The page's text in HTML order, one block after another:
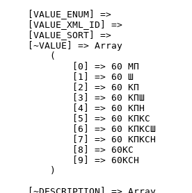
    [VALUE_ENUM] =>
    [VALUE_XML_ID] =>
    [VALUE_SORT] =>
    [~VALUE] => Array
        (
            [0] => 60 МП
            [1] => 60 Ш
            [2] => 60 КП
            [3] => 60 КПШ
            [4] => 60 КПН
            [5] => 60 КПКС
            [6] => 60 КПКСШ
            [7] => 60 КПКСН
            [8] => 60КС
            [9] => 60КСН
        )